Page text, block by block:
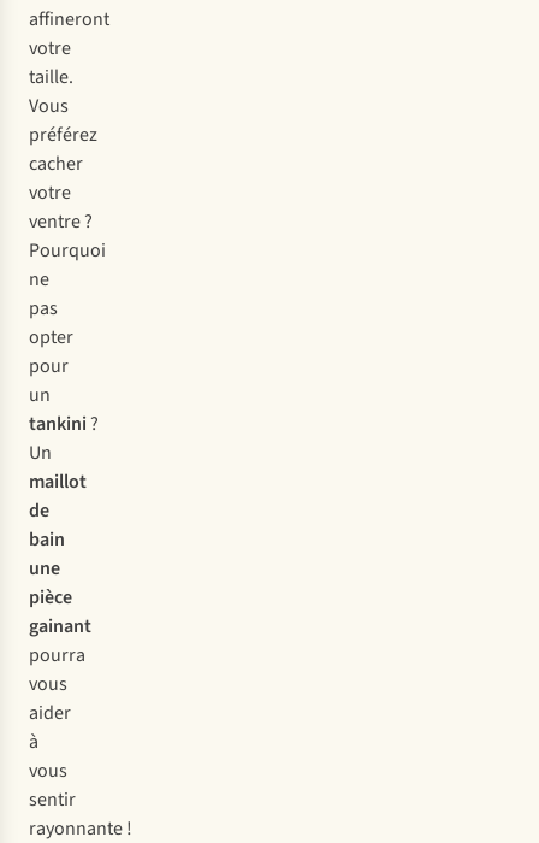
affineront
votre
taille.
Vous
préférez
cacher
votre
ventre ?
Pourquoi
ne
pas
opter
pour
un
tankini?
Un
maillot
de
bain
une
pièce
gainant
pourra
vous
aider
à
vous
sentir
rayonnante !